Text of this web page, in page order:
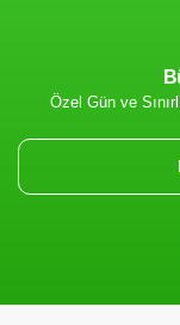
Ürün
Özel Gün ve